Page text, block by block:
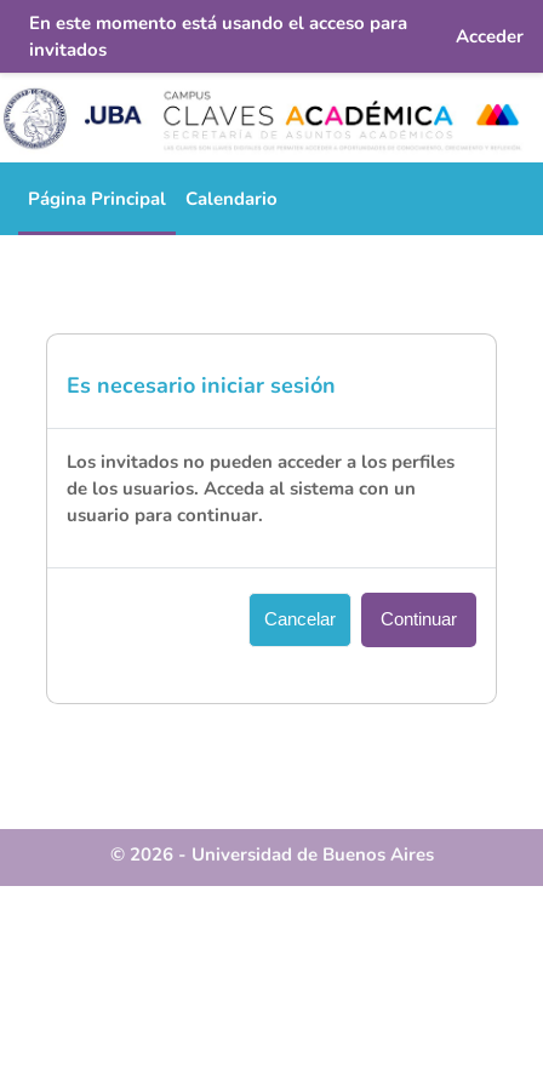
Salta al contenido principal
En este momento está usando el acceso para
invitados
Acceder
Página Principal Calendario
Es necesario iniciar sesión
Los invitados no pueden acceder a los perfiles
de los usuarios. Acceda al sistema con un
usuario para continuar.
Cancelar Continuar
© 2026 - Universidad de Buenos Aires